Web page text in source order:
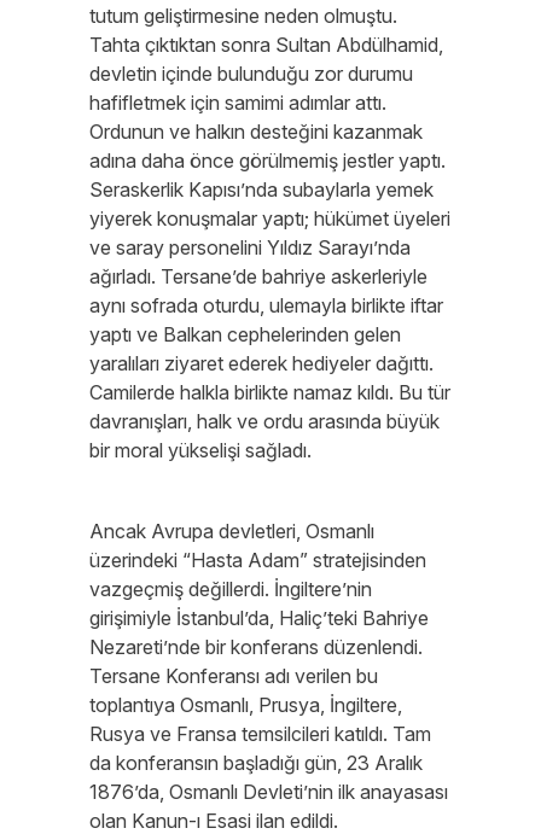
tutum geliştirmesine neden olmuştu.
Tahta çıktıktan sonra Sultan Abdülhamid,
devletin içinde bulunduğu zor durumu
hafifletmek için samimi adımlar attı.
Ordunun ve halkın desteğini kazanmak
adına daha önce görülmemiş jestler yaptı.
Seraskerlik Kapısı’nda subaylarla yemek
yiyerek konuşmalar yaptı; hükümet üyeleri
ve saray personelini Yıldız Sarayı’nda
ağırladı. Tersane’de bahriye askerleriyle
aynı sofrada oturdu, ulemayla birlikte iftar
yaptı ve Balkan cephelerinden gelen
yaralıları ziyaret ederek hediyeler dağıttı.
Camilerde halkla birlikte namaz kıldı. Bu tür
davranışları, halk ve ordu arasında büyük
bir moral yükselişi sağladı.
Ancak Avrupa devletleri, Osmanlı
üzerindeki “Hasta Adam” stratejisinden
vazgeçmiş değillerdi. İngiltere’nin
girişimiyle İstanbul’da, Haliç’teki Bahriye
Nezareti’nde bir konferans düzenlendi.
Tersane Konferansı adı verilen bu
toplantıya Osmanlı, Prusya, İngiltere,
Rusya ve Fransa temsilcileri katıldı. Tam
da konferansın başladığı gün, 23 Aralık
1876’da, Osmanlı Devleti’nin ilk anayasası
olan Kanun-ı Esasi ilan edildi.